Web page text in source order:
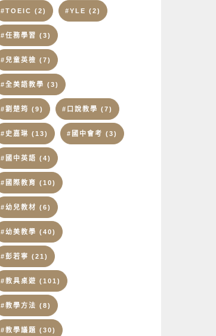
#TOEIC (2) #YLE (2)
#任務學習 (3)
#兒童英檢 (7)
#全美語教學 (3)
#劉楚筠 (9) #口說教學 (7)
#史嘉琳 (13) #國中會考 (3)
#國中英語 (4)
#國際教育 (10)
#幼兒教材 (6)
#幼美教學 (40)
#彭若寧 (21)
#教具桌遊 (101)
#教學方法 (8)
#教學議題 (30)